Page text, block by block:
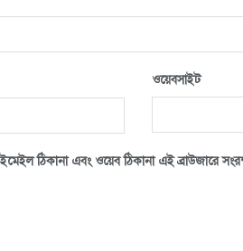
ওয়েবসাইট
ঠিকানা এবং ওয়েব ঠিকানা এই ব্রাউজারে